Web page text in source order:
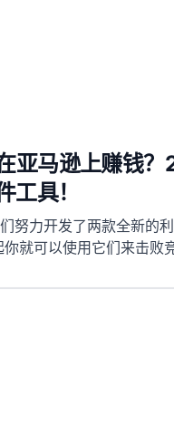
亚马逊上赚钱？
工具！
努力开发了两款全新的
就可以使用它们来击败